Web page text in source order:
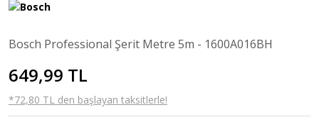
Bosch Professional Şerit Metre 5m - 1600A016BH
649,99 TL
*72,80 TL den başlayan taksitlerle!